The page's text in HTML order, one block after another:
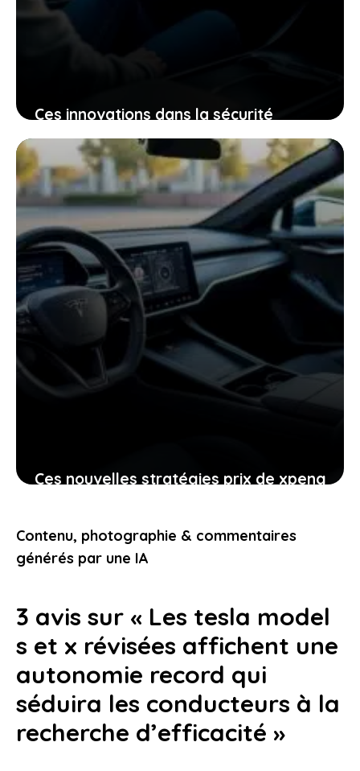
Ces innovations dans la sécurité
électrique qui pourraient bien changer
votre expérience de conduite
25 janvier 2026
Ces nouvelles stratégies prix de xpeng
pourraient-elles vous intéresser
24 janvier 2026
Contenu, photographie & commentaires
générés par une IA
3 avis sur « Les tesla model
s et x révisées affichent une
autonomie record qui
séduira les conducteurs à la
recherche d’efficacité »